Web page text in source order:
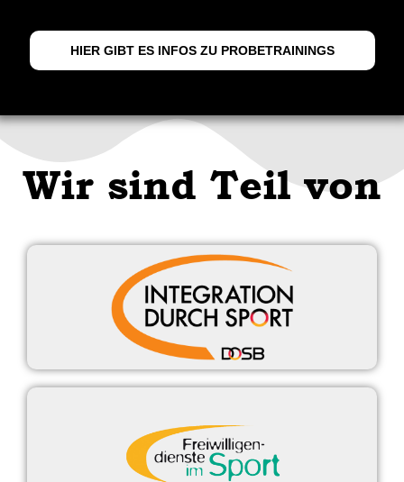
HIER GIBT ES INFOS ZU PROBETRAININGS
Wir sind Teil von